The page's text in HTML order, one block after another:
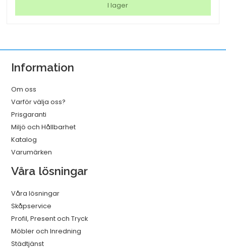
Rengöringsduk
320mmx114m
mängd
I lager
Information
Om oss
Varför välja oss?
Prisgaranti
Miljö och Hållbarhet
Katalog
Varumärken
Våra lösningar
Våra lösningar
Skåpservice
Profil, Present och Tryck
Möbler och Inredning
Städtjänst